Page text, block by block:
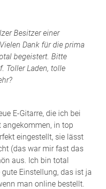
Besitzer einer
Dank für die prima
begeistert. Bitte
Toller Laden, tolle
E-Gitarre, die ich bei
angekommen, in top
eingestellt, sie lässt
(das war mir fast das
aus. Ich bin total
Einstellung, das ist ja
man online bestellt.